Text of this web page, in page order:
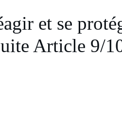
et se
Article 9/